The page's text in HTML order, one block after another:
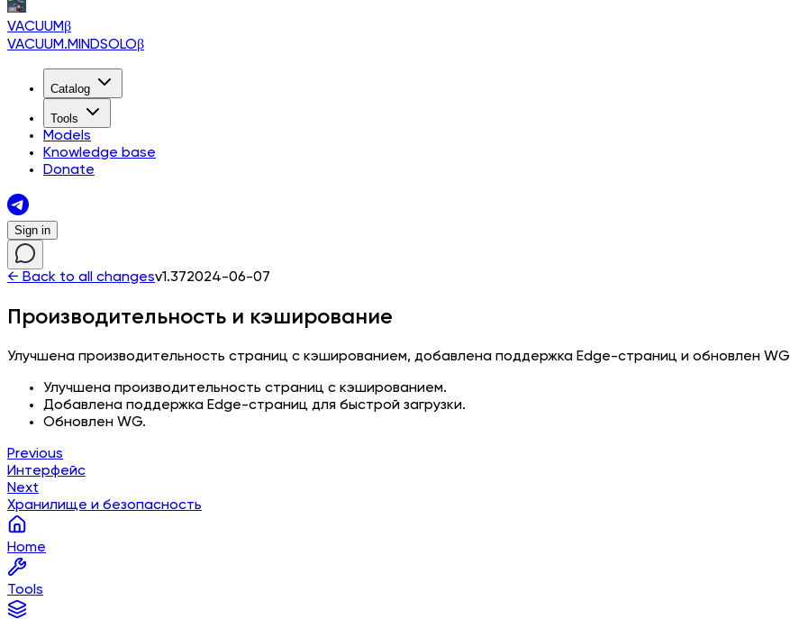
VACUUMβ
VACUUM.MINDSOLOβ
Catalog
Tools
Models
Knowledge base
Donate
Sign in
← Back to all changesv1.372024-06-07
Производительность и кэширование
Улучшена производительность страниц с кэшированием, добавлена поддержка Edge-страниц и обновлен WG
Улучшена производительность страниц с кэшированием.
Добавлена поддержка Edge-страниц для быстрой загрузки.
Обновлен WG.
Previous
Интерфейс
Next
Хранилище и безопасность
Home
Tools